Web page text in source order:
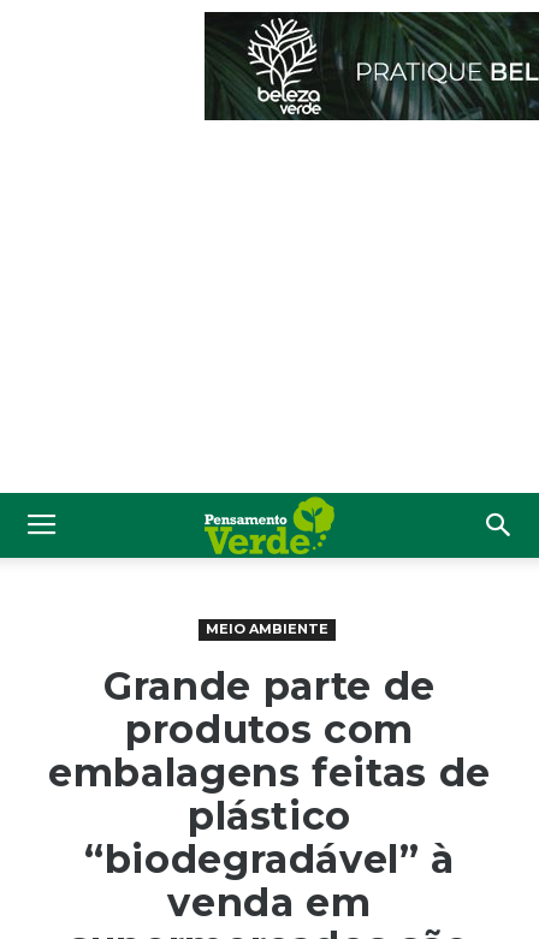
MEIO AMBIENTE
Grande parte de
produtos com
embalagens feitas de
plástico
“biodegradável” à
venda em